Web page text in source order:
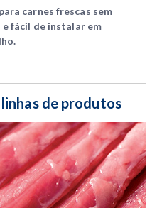
carnes frescas sem
fácil de instalar em
de produtos